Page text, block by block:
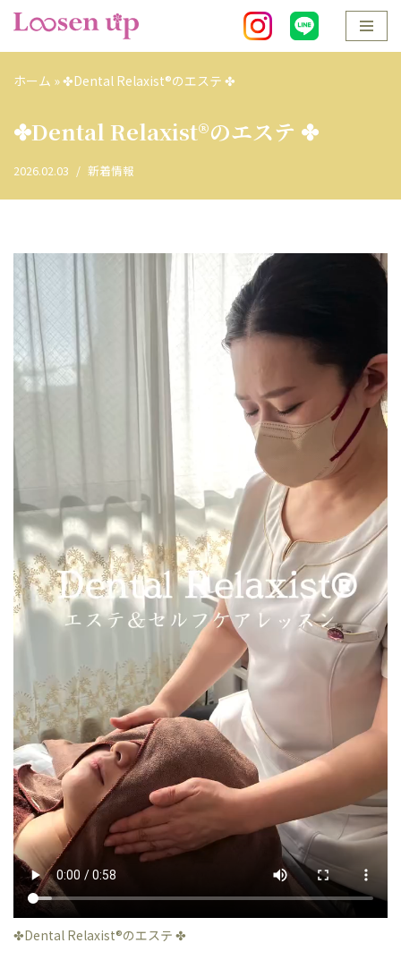
コ
ン
ツ
キ
プ
ホーム »✤Dental Relaxist®︎のエステ ✤
✤Dental Relaxist®︎のエステ ✤
2026.02.03 新着情報
✤Dental Relaxist®︎のエステ ✤